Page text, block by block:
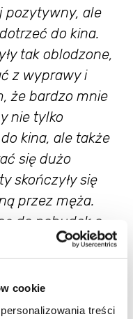
cookie
treści
pozytywny, ale
do kina.
tak oblodzone,
z wyprawy i
że bardzo mnie
nie tylko
kina, ale także
się dużo
skończyły się
przez męża.
do pobudek o
humor czymś
po moją
- Nigella